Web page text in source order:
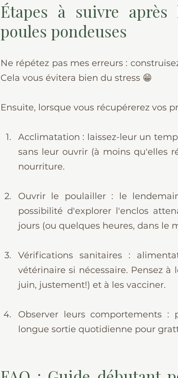
Étapes à suivre après
poules pondeuses
Ne répétez pas mes erreurs :
Cela vous évitera bien du stress 😁
Ensuite, lorsque vous récupérerez vos
Acclimatation : laissez-leur un
sans leur ouvrir (à moins qu'elles
nourriture.
Ouvrir le poulailler : le
possibilité d'explorer l'enclos
jours (ou quelques heures, dans le
Vérifications sanitaires :
vétérinaire si nécessaire. Pensez
juin, justement!) et à les vacciner.
Observer leurs comportements :
longue sortie quotidienne pour